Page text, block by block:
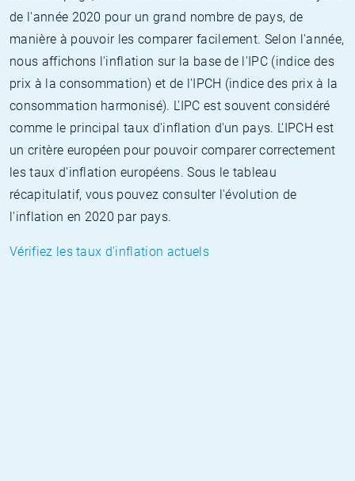
de l'année 2020 pour un grand nombre de pays, de
manière à pouvoir les comparer facilement. Selon l'année,
nous affichons l'inflation sur la base de l'IPC (indice des
prix à la consommation) et de l'IPCH (indice des prix à la
consommation harmonisé). L'IPC est souvent considéré
comme le principal taux d'inflation d'un pays. L'IPCH est
un critère européen pour pouvoir comparer correctement
les taux d'inflation européens. Sous le tableau
récapitulatif, vous pouvez consulter l'évolution de
l'inflation en 2020 par pays.
Vérifiez les taux d'inflation actuels